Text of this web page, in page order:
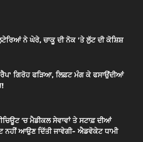
ਨੇ ਘੇਰੇ, ਚਾਕੂ ਦੀ ਨੋਕ 'ਤੇ ਲੁੱਟ ਦੀ ਕੋਸ਼ਿਸ਼
ਗਿਰੋਹ ਫੜਿਆ, ਲਿਫ਼ਟ ਮੰਗ ਕੇ ਫਸਾਉਂਦੀਆਂ
’ਚ ਮੈਡੀਕਲ ਸੇਵਾਵਾਂ ਤੇ ਸਟਾਫ਼ ਦੀਆਂ
ਨਹੀਂ ਆਉਣ ਦਿੱਤੀ ਜਾਵੇਗੀ- ਐਡਵੋਕੇਟ ਧਾਮੀ